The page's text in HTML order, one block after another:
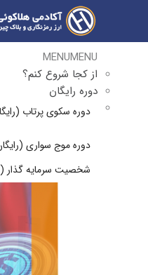
MENUMENU
از کجا شروع کنم؟
دوره رایگان
دوره سکوی پرتاب
دوره موج سواری
شخصیت سرمایه گذار